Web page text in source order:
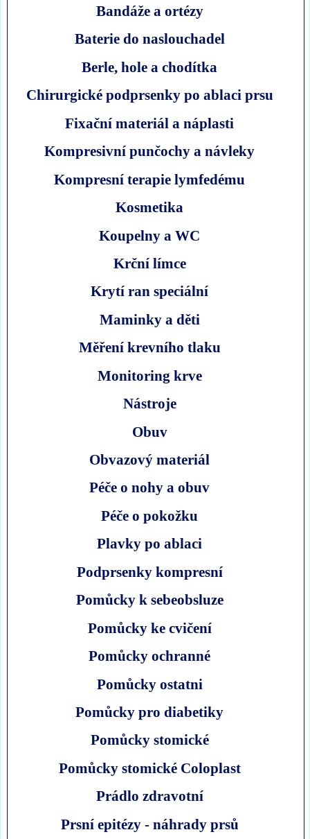
Bandáže a ortézy
Baterie do naslouchadel
Berle, hole a chodítka
Chirurgické podprsenky po ablaci prsu
Fixační materiál a náplasti
Kompresivní punčochy a návleky
Kompresní terapie lymfedému
Kosmetika
Koupelny a WC
Krční límce
Krytí ran speciální
Maminky a děti
Měření krevního tlaku
Monitoring krve
Nástroje
Obuv
Obvazový materiál
Péče o nohy a obuv
Péče o pokožku
Plavky po ablaci
Podprsenky kompresní
Pomůcky k sebeobsluze
Pomůcky ke cvičení
Pomůcky ochranné
Pomůcky ostatni
Pomůcky pro diabetiky
Pomůcky stomické
Pomůcky stomické Coloplast
Prádlo zdravotní
Prsní epitézy - náhrady prsů